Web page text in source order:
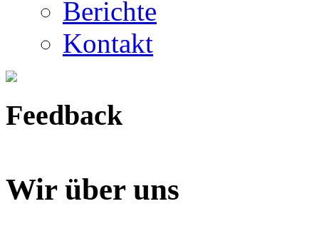
Berichte
Kontakt
Feedback
Wir über uns